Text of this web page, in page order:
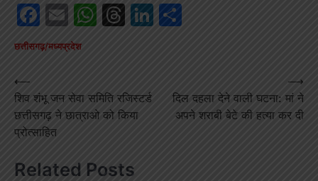
Facebook
EmailWhatsApp
Threads
LinkedIn
छत्तीसगढ़/मध्यप्रदेश
Post
navigation
⟵
शिव शंभू जन सेवा समिति रजिस्टर्ड
छत्तीसगढ़ ने छात्राओ को किया
प्रोत्साहित
दिल दहला देने वाली घटना: मां ने
अपने शराबी बेटे की हत्या कर दी
⟶
Related Posts